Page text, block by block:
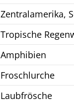
Zentralamerika,
Tropische
Amphibien
Froschlurche
Laubfrösche